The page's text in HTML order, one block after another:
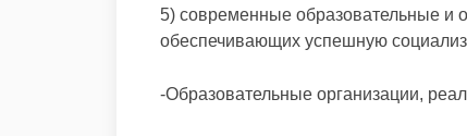
5) современные образовательные и
обеспечивающих успешную
-Образовательные организации,